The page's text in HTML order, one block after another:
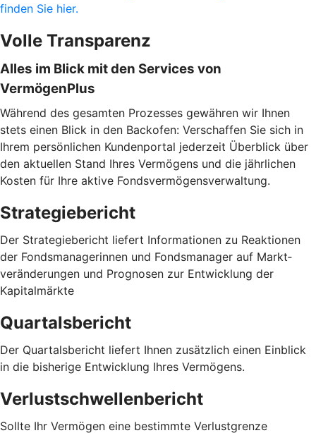
finden Sie hier.
Volle Transparenz
Alles im Blick mit den Services von
VermögenPlus
Während des gesamten Prozesses gewähren wir Ihnen
stets einen Blick in den Backofen: Verschaffen Sie sich in
Ihrem persönlichen Kundenportal jederzeit Überblick über
den aktuellen Stand Ihres Vermögens und die jährlichen
Kosten für Ihre aktive Fondsvermögensverwaltung.
Strategiebericht
Der Strategiebericht liefert Informationen zu Reaktionen
der Fondsmanagerinnen und Fondsmanager auf Markt­
veränderungen und Prognosen zur Entwicklung der
Kapitalmärkte
Quartalsbericht
Der Quartalsbericht liefert Ihnen zusätzlich einen Einblick
in die bisherige Entwicklung Ihres Vermögens.
Verlustschwellenbericht
Sollte Ihr Vermögen eine bestimmte Verlustgrenze